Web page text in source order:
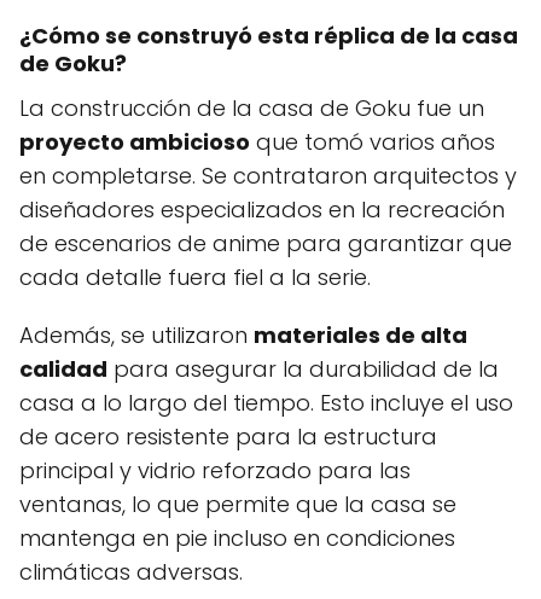
¿Cómo se construyó esta réplica de la casa
de Goku?
La construcción de la casa de Goku fue un
proyecto ambicioso que tomó varios años
en completarse. Se contrataron arquitectos y
diseñadores especializados en la recreación
de escenarios de anime para garantizar que
cada detalle fuera fiel a la serie.
Además, se utilizaron materiales de alta
calidad para asegurar la durabilidad de la
casa a lo largo del tiempo. Esto incluye el uso
de acero resistente para la estructura
principal y vidrio reforzado para las
ventanas, lo que permite que la casa se
mantenga en pie incluso en condiciones
climáticas adversas.